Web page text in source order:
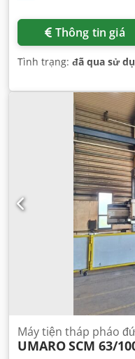
Thông tin giá
Tình trạng: đã qua sử
Máy tiện tháp pháo
UMAROSCM 63/